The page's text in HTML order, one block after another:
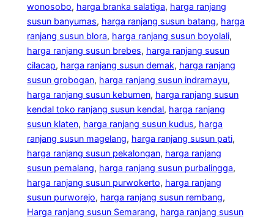
wonosobo, harga branka salatiga, harga ranjang
susun banyumas, harga ranjang susun batang, harga
ranjang susun blora, harga ranjang susun boyolali
harga ranjang susun brebes, harga ranjang susun
cilacap, harga ranjang susun demak, harga ranjang
susun grobogan, harga ranjang susun indramayu
harga ranjang susun kebumen, harga ranjang susun
kendal toko ranjang susun kendal, harga ranjang
susun klaten, harga ranjang susun kudus, harga
ranjang susun magelang, harga ranjang susun pati
harga ranjang susun pekalongan, harga ranjang
susun pemalang, harga ranjang susun purbalingga
harga ranjang susun purwokerto, harga ranjang
susun purworejo, harga ranjang susun rembang
Harga ranjang susun Semarang, harga ranjang susun